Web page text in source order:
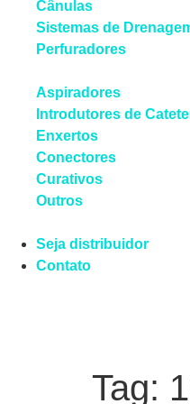
Cânulas
Sistemas de
Perfuradores
Aspiradores
Introdutores de
Enxertos
Conectores
Curativos
Outros
Seja distribuidor
Contato
Tag: